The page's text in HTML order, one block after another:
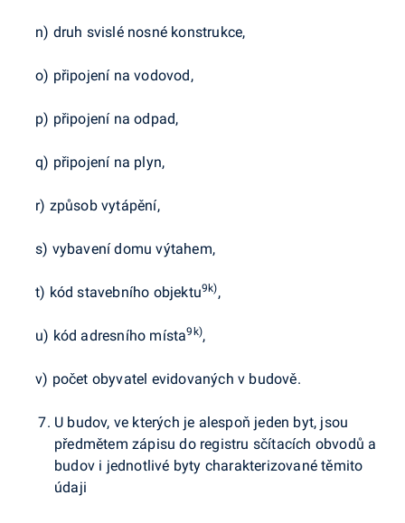
n) druh svislé nosné konstrukce,
o) připojení na vodovod,
p) připojení na odpad,
q) připojení na plyn,
r) způsob vytápění,
s) vybavení domu výtahem,
t) kód stavebního objektu9k),
u) kód adresního místa9k),
v) počet obyvatel evidovaných v budově.
U budov, ve kterých je alespoň jeden byt, jsou
předmětem zápisu do registru sčítacích obvodů a
budov i jednotlivé byty charakterizované těmito
údaji